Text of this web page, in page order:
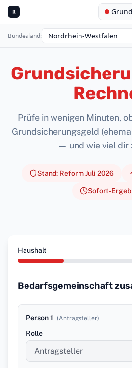
R
Bundesland:
Prüfe in wenigen Minuten,
Grundsicherungsgeld
— und wie viel dir
Stand: Reform Juli 2026
Sofort-
Haushalt
Bedarfsgemeinschaft
Person1 (Antragsteller)
Rolle